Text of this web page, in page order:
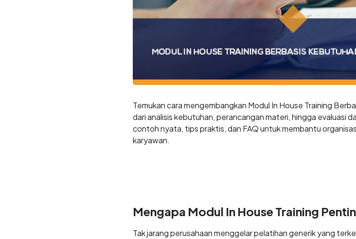
Temukan cara mengembangkan Modul In House Training
dari analisis kebutuhan, perancangan materi, hingga evaluasi
contoh nyata, tips praktis, dan FAQ untuk membantu
karyawan.
Mengapa Modul In House Training
Tak jarang perusahaan menggelar pelatihan generik yang